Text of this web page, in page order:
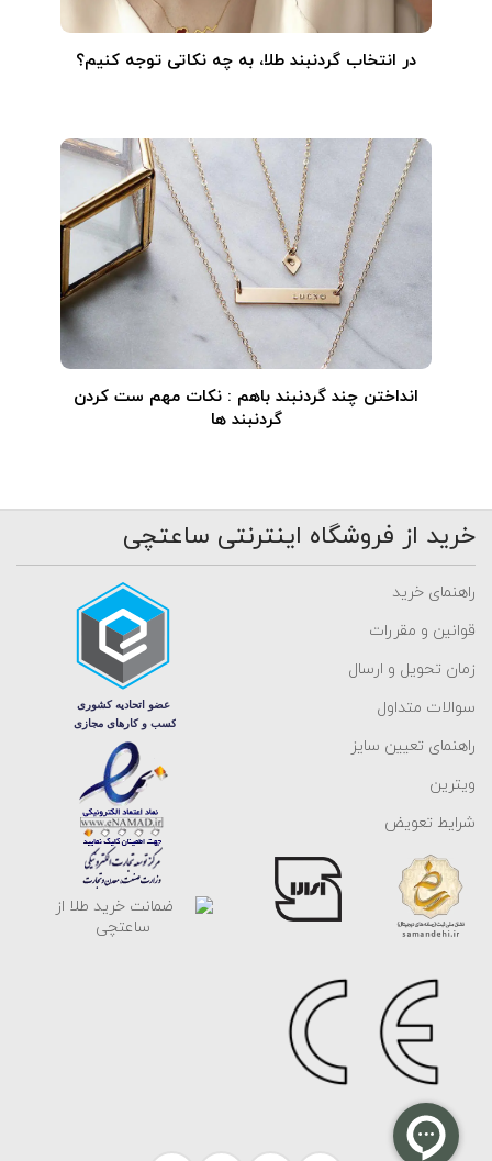
در انتخاب گردنبند طلا‌، به چه نکاتی توجه کنیم؟
انداختن چند گردنبند باهم : نکات مهم ست کردن
گردنبند ها
خرید از فروشگاه اینترنتی ساعتچی
راهنمای خرید
قوانین و مقررات
زمان تحویل و ارسال
سوالات متداول
راهنمای تعیین سایز
ویترین
شرایط تعویض